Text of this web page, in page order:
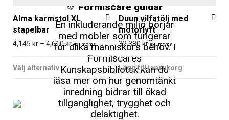
💚 Formiscare guidar
En inkluderande miljö börjar
med möbler som fungerar
för olika människors behov. I
Formiscares
Kunskapsbibliotek kan du
läsa mer om hur genomtänkt
inredning bidrar till ökad
tillgänglighet, trygghet och
delaktighet.
De
olika
alternativen
kan
väljas
på
produktsidan
Alma karmstol XL
stapelbar
4,145 kr – 4,610krPrisintervall: 4,145 kr till 4,610 kr
ex. moms
Välj alternativ
här
har
Duun vilfåtölj med
motorlyft
32,380 kr ex. moms
Lägg till i varukorg